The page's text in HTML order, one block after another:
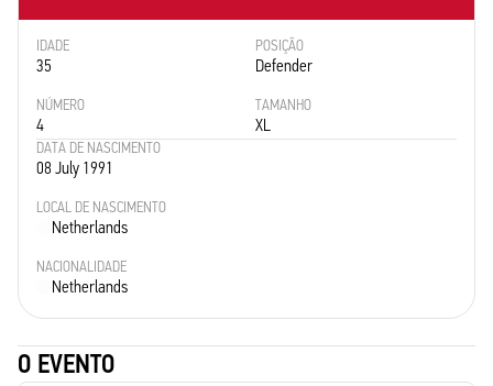
IDADE
35
POSIÇÃO
Defender
NÚMERO
4
TAMANHO
XL
DATA DE NASCIMENTO
08 July 1991
LOCAL DE NASCIMENTO
Netherlands
NACIONALIDADE
Netherlands
O EVENTO